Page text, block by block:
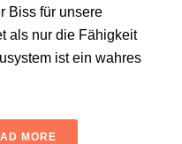
Biss für unsere
als nur die Fähigkeit
ist ein wahres
MORE